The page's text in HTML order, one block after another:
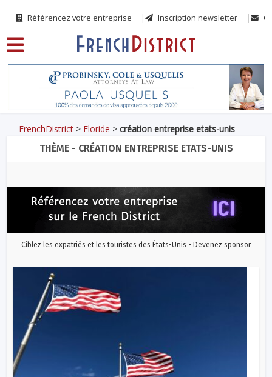
Référencez votre entreprise Inscription newsletter
FrenchDistrict > Floride >création entreprise etats-unis
THÈME - CRÉATION ENTREPRISE ETATS-UNIS
Ciblez les expatriés et les touristes des États-Unis - Devenez sponsor